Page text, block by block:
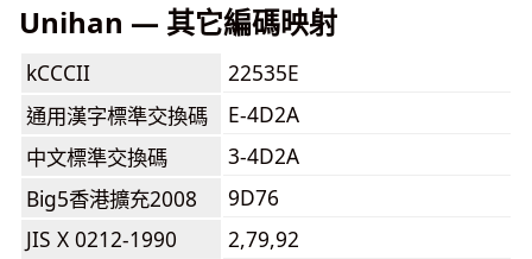
Unihan — 其它編碼映射
kCCCII
22535E
通用漢字標準交換碼
E-4D2A
中文標準交換碼
3-4D2A
Big5香港擴充2008
9D76
JIS X 0212-1990
2,79,92